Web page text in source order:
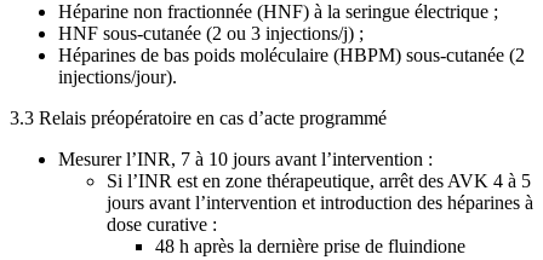
Héparine non fractionnée (HNF) à la seringue électrique ;
HNF sous-cutanée (2 ou 3 injections/j) ;
Héparines de bas poids moléculaire (HBPM) sous-cutanée (2
injections/jour).
3.3 Relais préopératoire en cas d’acte programmé
Mesurer l’INR, 7 à 10 jours avant l’intervention :
Si l’INR est en zone thérapeutique, arrêt des AVK 4 à 5
jours avant l’intervention et introduction des héparines à
dose curative :
48 h après la dernière prise de fluindione